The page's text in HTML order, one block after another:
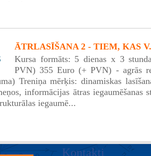
ĀTRLASĪŠANA 2 - TIEM, KAS
Kursa formāts: 5 dienas x 3
PVN) 355 Euro (+ PVN) - agrās
Treniņa mērķis: dinamiskas
informācijas ātras iegaumēšanas
iegaumē...
Kontakti